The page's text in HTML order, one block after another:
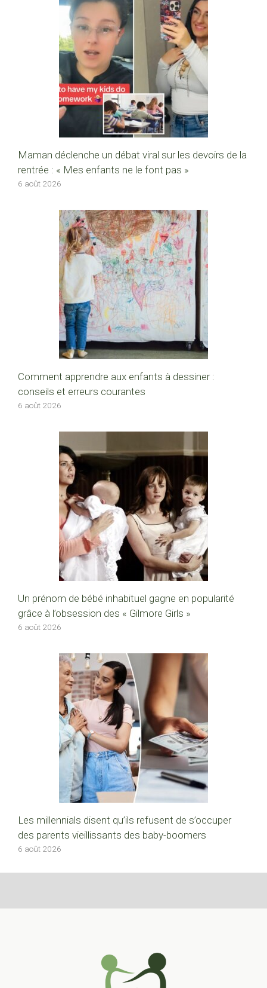
Maman déclenche un débat viral sur les devoirs de la
rentrée : « Mes enfants ne le font pas »
6 août 2026
Comment apprendre aux enfants à dessiner :
conseils et erreurs courantes
6 août 2026
Un prénom de bébé inhabituel gagne en popularité
grâce à l’obsession des « Gilmore Girls »
6 août 2026
Les millennials disent qu’ils refusent de s’occuper
des parents vieillissants des baby-boomers
6 août 2026